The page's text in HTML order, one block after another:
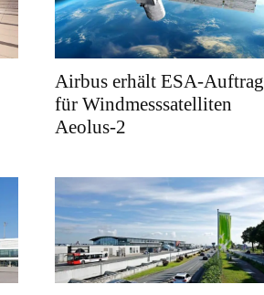
Airbus erhält ESA-Auftrag
für Windmesssatelliten
Aeolus-2